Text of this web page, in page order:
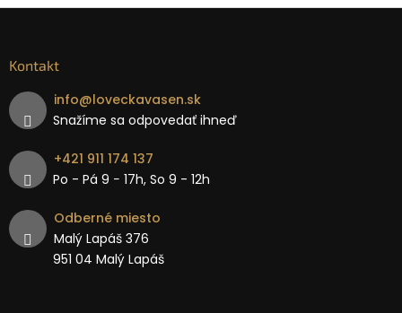
Kontakt
info@loveckavasen.sk
Snažíme sa odpovedať ihneď
+421 911 174 137
Po - Pá 9 − 17h, So 9 - 12h
Odberné miesto
Malý Lapáš 376
951 04 Malý Lapáš